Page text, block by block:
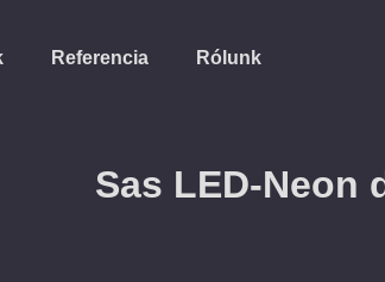
Referencia Rólunk
Sas LED-Neon